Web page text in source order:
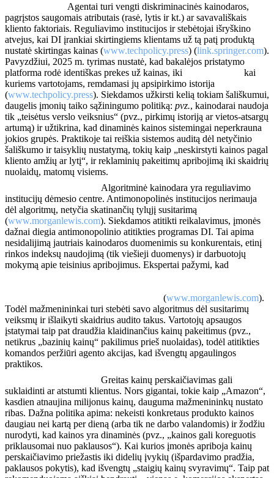
Agentai turi vengti diskriminacinės kainodaros,
pagrįstos saugomais atributais (rasė, lytis ir kt.) ar savavališkais
kliento faktoriais. Reguliavimo institucijos ir stebėtojai išryškino
atvejus, kai DI įrankiai skirtingiems klientams už tą patį produktą
nustatė skirtingas kainas (www.techpolicy.press) (link.springer.com).
Pavyzdžiui, 2025 m. tyrimas nustatė, kad bakalėjos pristatymo
platforma rodė identiškas prekes už kainas, iki
kai
kuriems vartotojams, remdamasi jų apsipirkimo istorija
(www.techpolicy.press). Siekdamos užkirsti kelią tokiam šališkumui,
daugelis įmonių taiko sąžiningumo politiką: pvz., kainodarai naudoja
tik „teisėtus verslo veiksnius“ (pvz., pirkimų istoriją ar vietos-atsargų
artumą) ir užtikrina, kad dinaminės kainos sistemingai neperkrauna
jokios grupės. Praktikoje tai reiškia sistemos auditą dėl netyčinio
šališkumo ir taisyklių nustatymą, tokių kaip „neskirstyti kainos pagal
kliento amžių ar lytį“, ir reklaminių pakeitimų apribojimą iki skaidrių
nuolaidų, matomų visiems.
Algoritminė kainodara yra reguliavimo
institucijų dėmesio centre. Antimonopolinės institucijos nerimauja
dėl algoritmų, netyčia skatinančių tylųjį susitarimą
(www.morganlewis.com). Siekdamos atitikti reikalavimus, įmonės
dažnai diegia antimonopolinio atitikties programas DI. Tai apima
nesidalijimą jautriais kainodaros duomenimis su konkurentais, etinį
rinkos indeksų naudojimą (tik viešieji duomenys) ir darbuotojų
mokymą apie teisinius apribojimus. Ekspertai pažymi, kad
(www.morganlewis.com).
Todėl mažmenininkai turi stebėti savo algoritmus dėl susitarimų
veiksmų ir išlaikyti skaidrius audito takus. Vartotojų apsaugos
įstatymai taip pat draudžia klaidinančius kainų pakeitimus (pvz.,
netikrus „bazinių kainų“ pakilimus prieš nuolaidas), todėl atitikties
komandos peržiūri agento akcijas, kad išvengtų apgaulingos
praktikos.
Greitas kainų perskaičiavimas gali
suklaidinti ar atstumti klientus. Nors gigantai, tokie kaip „Amazon“,
kasdien atnaujina milijonus kainų, dauguma mažmenininkų nustato
ribas. Dažna politika apima: nekeisti konkretaus produkto kainos
daugiau nei kartą per dieną (arba tik ne darbo valandomis) ir žodžiu
nurodyti, kad kainos yra dinaminės (pvz., „kainos gali koreguotis
priklausomai nuo paklausos“). Kai kurios įmonės apriboja kainų
perskaičiavimo priežastis iki didelių įvykių (išpardavimo pradžia,
paklausos pokytis), kad išvengtų „staigių kainų svyravimų“. Taip pat